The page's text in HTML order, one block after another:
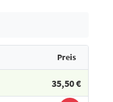
Preis
35,50 €